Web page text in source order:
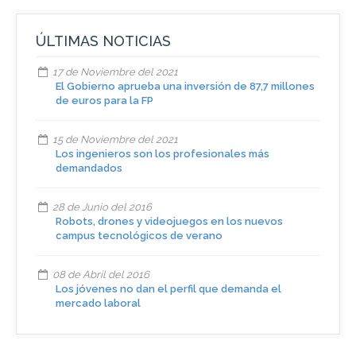
ÚLTIMAS NOTICIAS
17 de Noviembre del 2021
El Gobierno aprueba una inversión de 87,7 millones
de euros para la FP
15 de Noviembre del 2021
Los ingenieros son los profesionales más
demandados
28 de Junio del 2016
Robots, drones y videojuegos en los nuevos
campus tecnológicos de verano
08 de Abril del 2016
Los jóvenes no dan el perfil que demanda el
mercado laboral